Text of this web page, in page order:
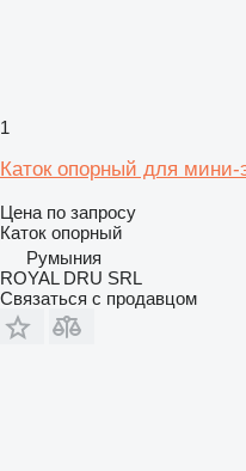
1
Каток опорный для мини-
Цена по запросу
Каток опорный
Румыния
ROYAL DRU SRL
Связаться с продавцом